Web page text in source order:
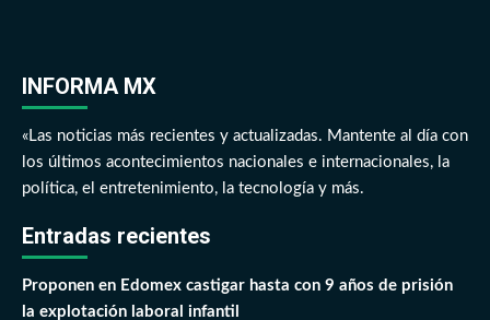
INFORMA MX
«Las noticias más recientes y actualizadas. Mantente al día con
los últimos acontecimientos nacionales e internacionales, la
política, el entretenimiento, la tecnología y más.
Entradas recientes
Proponen en Edomex castigar hasta con 9 años de prisión
la explotación laboral infantil